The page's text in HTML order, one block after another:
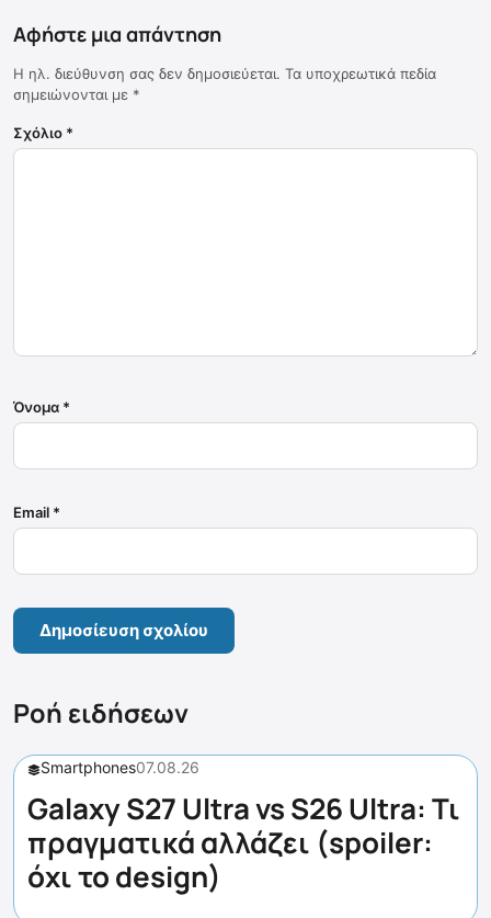
Αφήστε μια απάντηση
Η ηλ. διεύθυνση σας δεν δημοσιεύεται. Τα υποχρεωτικά πεδία
σημειώνονται με *
Σχόλιο *
Όνομα *
Email *
Ροή ειδήσεων
Smartphones07.08.26
Galaxy S27 Ultra vs S26 Ultra: Τι
πραγματικά αλλάζει (spoiler:
όχι το design)